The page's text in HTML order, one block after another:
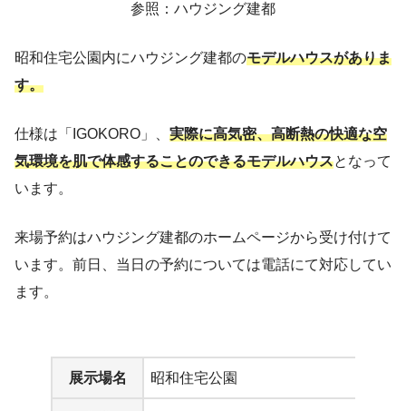
参照：ハウジング建都
昭和住宅公園内にハウジング建都のモデルハウスがありま
す。
仕様は「IGOKORO」、 実際に高気密、高断熱の快適な空
気環境を肌で体感することのできるモデルハウスとなって
います。
来場予約はハウジング建都のホームページから受け付けて
います。前日、当日の予約については電話にて対応してい
ます。
展示場名 昭和住宅公園